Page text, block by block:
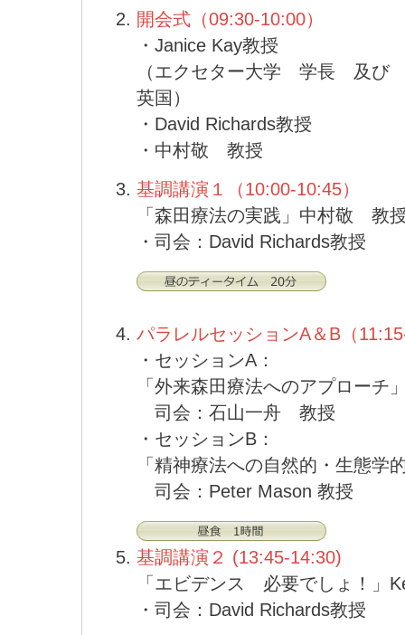
開会式（09:30-10:00）
・Janice Kay教授
（エクセター大学 学長 及び
英国）
・David Richards教授
・中村敬 教授
基調講演１（10:00-10:45）
「森田療法の実践」中村敬 教
・司会：David Richards教授
パラレルセッションA＆B（
・セッションA：
「外来森田療法へのアプローチ
司会：石山一舟 教授
・セッションB：
「精神療法への自然的・生態学
司会：Peter Mason 教授
基調講演２ (13:45-14:30)
「エビデンス 必要でしょ！」
・司会：David Richards教授